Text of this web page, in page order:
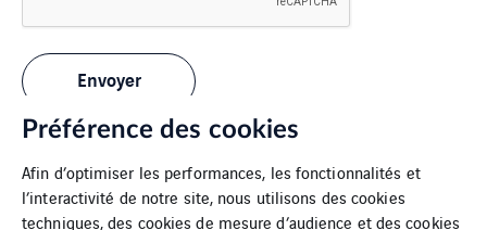
Préférence des cookies
Afin d’optimiser les performances, les fonctionnalités et
l’interactivité de notre site, nous utilisons des cookies
techniques, des cookies de mesure d’audience et des cookies